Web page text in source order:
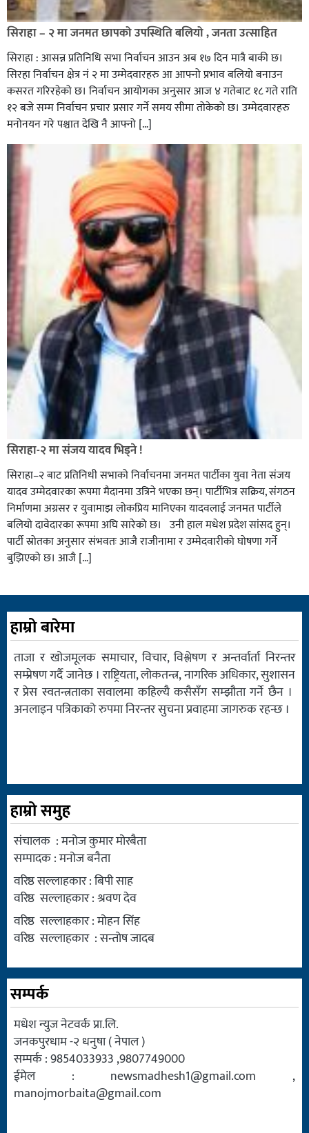
सिराहा – २ मा जनमत छापको उपस्थिति बलियो , जनता उत्साहित
सिराहा : आसन्न प्रतिनिधि सभा निर्वाचन आउन अब १७ दिन मात्रै बाकी छ।
सिरहा निर्वाचन क्षेत्र नं २ मा उम्मेदवारहरु आ आफ्नो प्रभाव बलियो बनाउन
कसरत गरिरहेको छ। निर्वाचन आयोगका अनुसार आज ४ गतेबाट १८ गते राति
१२ बजे सम्म निर्वाचन प्रचार प्रसार गर्ने समय सीमा तोकेको छ। उम्मेदवारहरु
मनोनयन गरे पश्चात देखि नै आफ्नो […]
सिराहा-२ मा संजय यादव भिड्ने !
सिराहा–२ बाट प्रतिनिधी सभाको निर्वाचनमा जनमत पार्टीका युवा नेता संजय
यादव उम्मेदवारका रूपमा मैदानमा उत्रिने भएका छन्। पार्टीभित्र सक्रिय, संगठन
निर्माणमा अग्रसर र युवामाझ लोकप्रिय मानिएका यादवलाई जनमत पार्टीले
बलियो दावेदारका रूपमा अघि सारेको छ। उनी हाल मधेश प्रदेश सांसद हुन्।
पार्टी स्रोतका अनुसार संभवतः आजै राजीनामा र उम्मेदवारीको घोषणा गर्ने
बुझिएको छ। आजै […]
हाम्रो बारेमा
ताजा र खोजमूलक समाचार, विचार, विश्लेषण र अन्तर्वार्ता निरन्तर
सम्प्रेषण गर्दै जानेछ । राष्ट्रियता, लोकतन्त्र, नागरिक अधिकार, सुशासन
र प्रेस स्वतन्त्रताका सवालमा कहिल्यै कसैसँग सम्झौता गर्ने छैन ।
अनलाइन पत्रिकाको रुपमा निरन्तर सुचना प्रवाहमा जागरुक रहन्छ ।
हाम्रो समुह
संचालक : मनोज कुमार मोरबैता
सम्पादक : मनोज बनैता
वरिष्ठ सल्लाहकार : बिपी साह
वरिष्ठ सल्लाहकार : श्रवण देव
वरिष्ठ सल्लाहकार : मोहन सिंह
वरिष्ठ सल्लाहकार : सन्तोष जादब
सम्पर्क
मधेश न्युज नेटवर्क प्रा.लि.
जनकपुरधाम -२ धनुषा ( नेपाल )
सम्पर्क : 9854033933 ,9807749000
ईमेल : newsmadhesh1@gmail.com ,
manojmorbaita@gmail.com